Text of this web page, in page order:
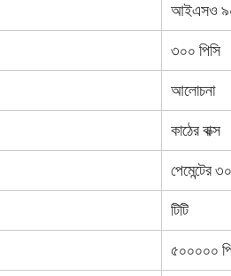
আইএসও
৩০০ পিসি
আলোচনা
কাঠের বাক্স
পেমেন্টের
টিটি
৫০০০০০